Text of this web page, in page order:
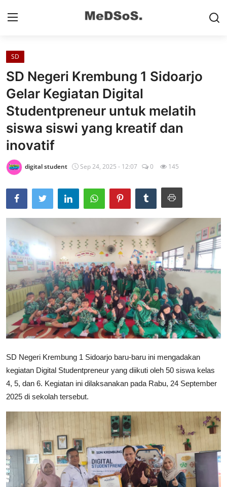
Home
Contact
SMP
SD
Video SMP
Video SD
Galeri Dispendikbud Sidoarjo
Gallery
Lainnya
SD
SD Negeri Krembung 1 Sidoarjo
Gelar Kegiatan Digital
Studentpreneur untuk melatih
siswa siswi yang kreatif dan
inovatif
digital student Sep 24, 2025 - 12:07 0 145
SD Negeri Krembung 1 Sidoarjo baru-baru ini mengadakan
kegiatan Digital Studentpreneur yang diikuti oleh 50 siswa kelas
4, 5, dan 6. Kegiatan ini dilaksanakan pada Rabu, 24 September
2025 di sekolah tersebut.